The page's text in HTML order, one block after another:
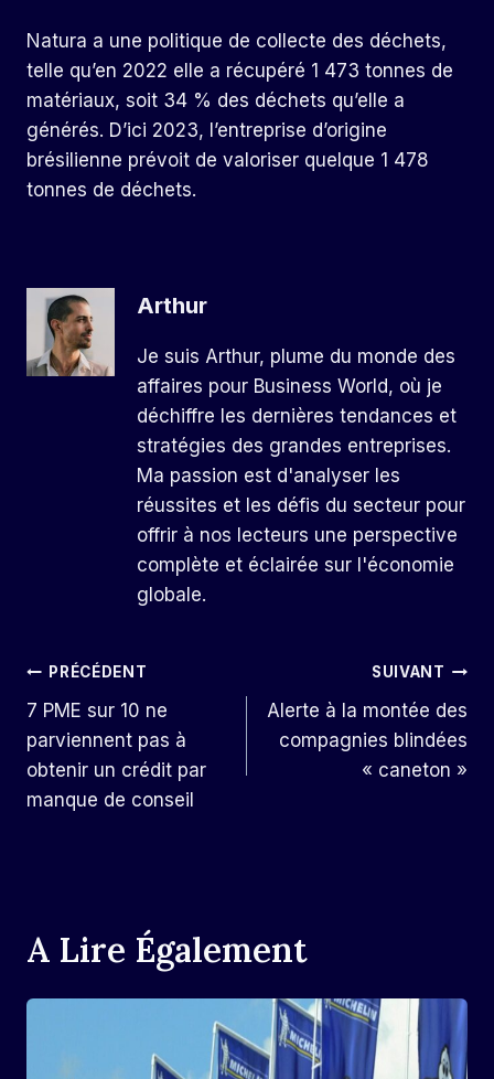
Natura a une politique de collecte des déchets,
telle qu’en 2022 elle a récupéré 1 473 tonnes de
matériaux, soit 34 % des déchets qu’elle a
générés. D’ici 2023, l’entreprise d’origine
brésilienne prévoit de valoriser quelque 1 478
tonnes de déchets.
Arthur
Je suis Arthur, plume du monde des
affaires pour Business World, où je
déchiffre les dernières tendances et
stratégies des grandes entreprises.
Ma passion est d'analyser les
réussites et les défis du secteur pour
offrir à nos lecteurs une perspective
complète et éclairée sur l'économie
globale.
Navigation
De
L’article
PRÉCÉDENT
7 PME sur 10 ne
parviennent pas à
obtenir un crédit par
manque de conseil
SUIVANT
Alerte à la montée des
compagnies blindées
« caneton »
A Lire Également